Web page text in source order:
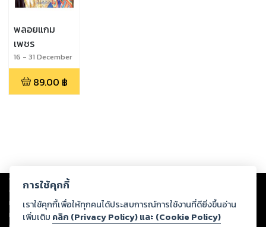
พลอยแกม
เพชร
16 - 31 December
2016
89.00 ฿
Copyright © 2026
ต่อผลงานหรือเนื้อหาใดที่อัปโหลดผ่านเว็บไซต์และปรากฏว่าละเมิดสิทธิใน
ทรัพย์สินทางปัญญาของบุคคลอื่นหรือขัดต่อกฎหมายและศีลธรรม ดังนั้น ผู้อ่าน
ทุกท่านโปรดใช้วิจารณญาณในการกลั่นกรองด้วยตนเอง และหากท่านพบว่าส่วน
การใช้คุกกี้
เราใช้คุกกี้เพื่อให้ทุกคนได้ประสบการณ์การใช้งานที่ดียิ่งขึ้นอ่าน
เพิ่มเติม คลิก (Privacy Policy) และ (Cookie Policy)